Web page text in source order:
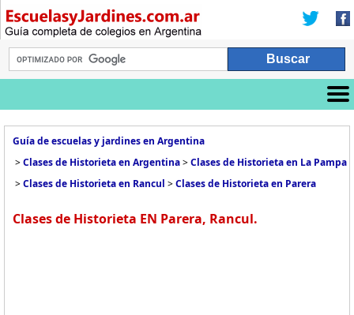
Guía de escuelas y jardines en Argentina
>Clases de Historieta en Argentina>Clases de Historieta en La Pampa
>Clases de Historieta en Rancul >Clases de Historieta en Parera
Clases de Historieta EN Parera, Rancul.